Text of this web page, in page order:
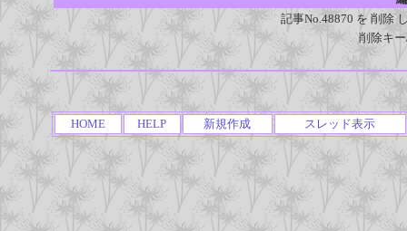
記事No.48870 を 削除
削除キ
HOME HELP 新規作成 スレッド表示